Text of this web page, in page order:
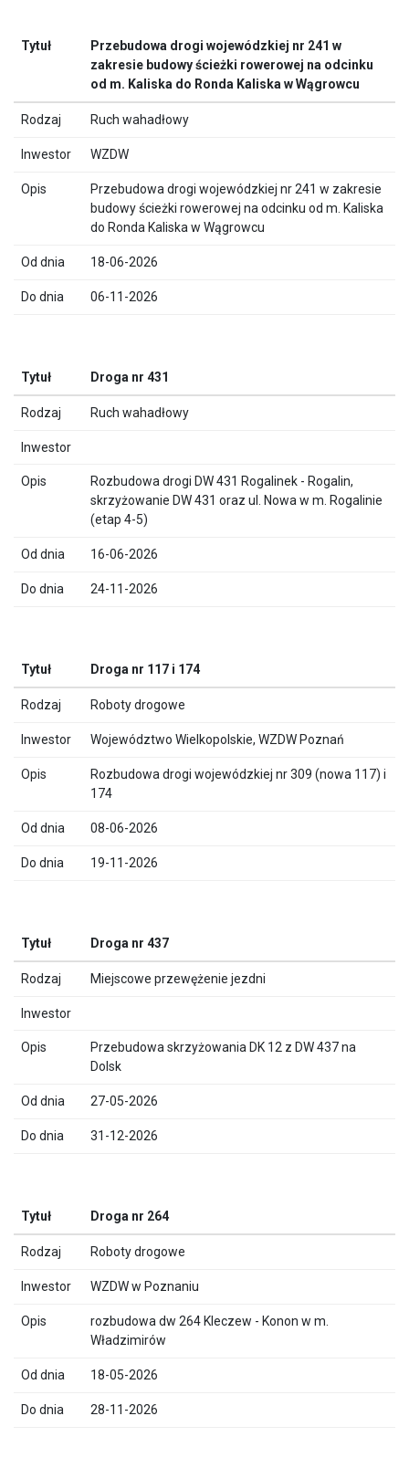
Przebudowa drogi wojewódzkiej nr 241 w
zakresie budowy ścieżki rowerowej na odcinku
od m. Kaliska do Ronda Kaliska w Wągrowcu
Ruch wahadłowy
WZDW
Przebudowa drogi wojewódzkiej nr 241 w zakresie
budowy ścieżki rowerowej na odcinku od m. Kaliska
do Ronda Kaliska w Wągrowcu
18-06-2026
06-11-2026
Droga nr 431
Ruch wahadłowy
Rozbudowa drogi DW 431 Rogalinek - Rogalin,
skrzyżowanie DW 431 oraz ul. Nowa w m. Rogalinie
(etap 4-5)
16-06-2026
24-11-2026
Droga nr 117 i 174
Roboty drogowe
Województwo Wielkopolskie, WZDW Poznań
Rozbudowa drogi wojewódzkiej nr 309 (nowa 117) i
174
08-06-2026
19-11-2026
Droga nr 437
Miejscowe przewężenie jezdni
Przebudowa skrzyżowania DK 12 z DW 437 na
Dolsk
27-05-2026
31-12-2026
Droga nr 264
Roboty drogowe
WZDW w Poznaniu
rozbudowa dw 264 Kleczew - Konon w m.
Władzimirów
18-05-2026
28-11-2026